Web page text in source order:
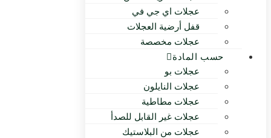
عجلات اي جي في
قفل أرضية العجلات
عجلات مخصصة
حسب المادة
عجلات بو
عجلات النايلون
عجلات مطاطية
عجلات غير القابل للصدأ
عجلات من البلاستيك